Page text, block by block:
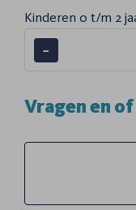
Kinderen 0 t/m 2
−
Vragen en